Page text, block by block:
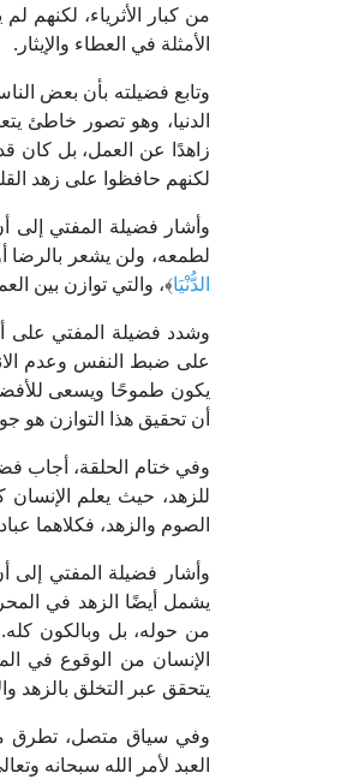
من كبار الأثرياء، لكنهم
الأمثلة في العطاء والإيثار.
وتابع فضيلته بأن بعض
الدنيا، وهو تصور خاطئ
زاهدًا عن العمل، بل كان
لكنهم حافظوا على زهد
وأشار فضيلة المفتي إلى
لطمعه، ولن يشعر بالرضا
الدُّنْيَا﴾، والتي توازن بين
وشدد فضيلة المفتي على
على ضبط النفس وعدم
يكون طموحًا ويسعى
أن تحقيق هذا التوازن هو
وفي ختام الحلقة، أجاب
للزهد، حيث يعلم
الصوم والزهد، فكلاهما
وأشار فضيلة المفتي إلى
يشمل أيضًا الزهد في
من حوله، بل وبالكون
الإنسان من الوقوع في
يتحقق عبر التخلق بالزهد
وفي سياق متصل، تطرق
العبد لأمر الله سبحانه